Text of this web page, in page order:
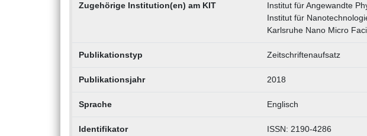
Zugehörige Institution(en) am KIT
Institut für Angewandte
Institut für
Karlsruhe Nano Micro
Publikationstyp Zeitschriftenaufsatz
Publikationsjahr 2018
Sprache Englisch
Identifikator
ISSN: 2190-4286